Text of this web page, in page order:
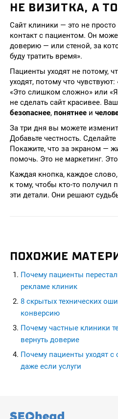
НЕ ВИЗИТКА, А
Сайт клиники — это не
контакт с пациентом. Он
доверию — или стеной, за
буду тратить время».
Пациенты уходят не потому,
уходят, потому что
«Это слишком сложно» или
не сделать сайт красивее.
безопаснее, понятнее и
За три дня вы можете
Добавьте честность.
Покажите, что за экраном —
помочь. Это не маркетинг.
Каждая кнопка, каждое
к тому, чтобы кто-то получил
эти детали. Они решают
ПОХОЖИЕ
Почему пациенты
рекламе клиник
8 скрытых технических
конверсию
Почему частные клиники
вернуть доверие
Почему пациенты уходят с
даже если услуги